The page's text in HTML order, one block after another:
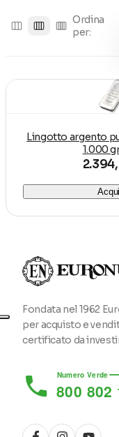
Tutti i prodotti in
Ordina
per:
Lingotto argento
1.000
Fondata nel 1962
per acquisto e
certificato da
Numero Verde
800 802